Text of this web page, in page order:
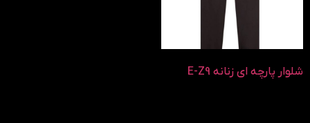
شلوار پارچه ای زنانه E-Z9